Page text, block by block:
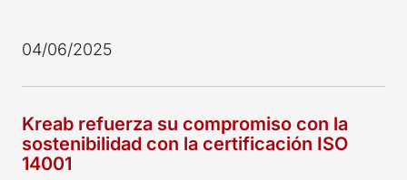
04/06/2025
Kreab refuerza su compromiso con la
sostenibilidad con la certificación ISO
14001